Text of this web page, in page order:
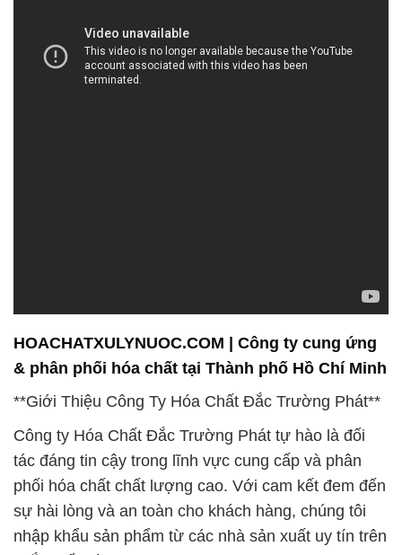
HOACHATXULYNUOC.COM | Công ty cung ứng
& phân phối hóa chất tại Thành phố Hồ Chí Minh
**Giới Thiệu Công Ty Hóa Chất Đắc Trường Phát**
Công ty Hóa Chất Đắc Trường Phát tự hào là đối
tác đáng tin cậy trong lĩnh vực cung cấp và phân
phối hóa chất chất lượng cao. Với cam kết đem đến
sự hài lòng và an toàn cho khách hàng, chúng tôi
nhập khẩu sản phẩm từ các nhà sản xuất uy tín trên